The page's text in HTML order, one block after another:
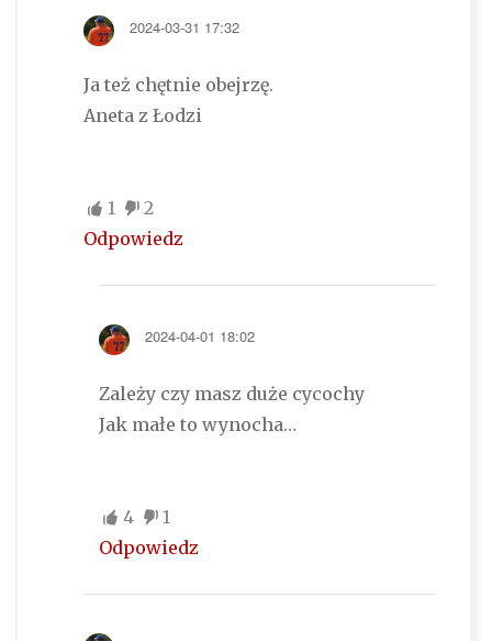
2024-03-31 17:32
Ja też chętnie obejrzę.
Aneta z Łodzi
1
2
Odpowiedz
2024-04-01 18:02
Zależy czy masz duże cycochy
Jak małe to wynocha…
4
1
Odpowiedz